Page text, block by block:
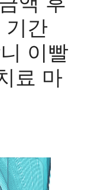
기간
이빨
료 마